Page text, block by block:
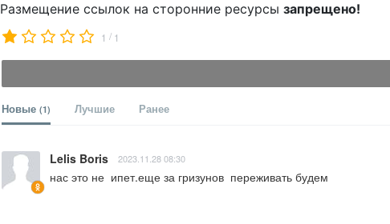
Размещение ссылок на сторонние ресурсы запрещено!
1 / 1
Новые (1) Лучшие Ранее
Lelis Boris 2023.11.28 08:30
нас это не  ипет.еще за гризунов  переживать будем